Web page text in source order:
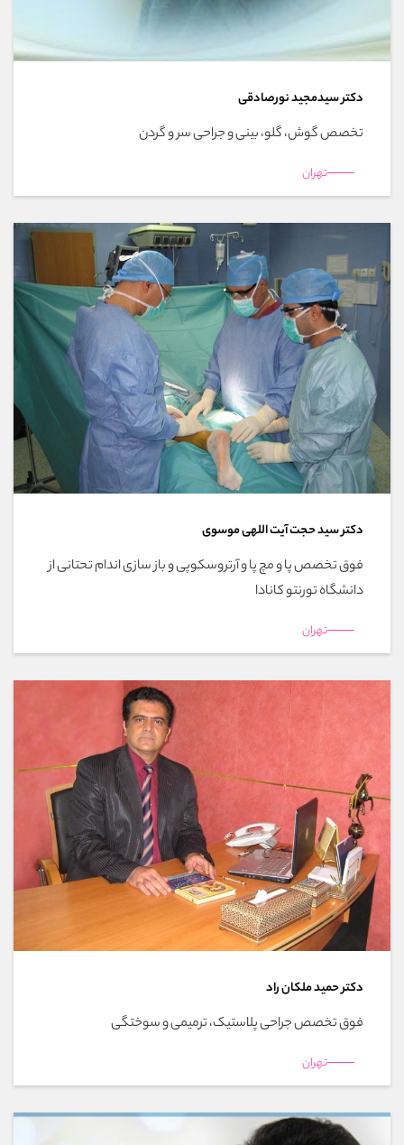
دکتر سیدمجید نورصادقی
تخصص گوش، گلو، بینی و جراحی سر و گردن
تهران
دکتر سید حجت آیت اللهی موسوی
فوق تخصص پا و مچ پا و آرتروسکوپی و باز سازی اندام تحتانی از
دانشگاه تورنتو کانادا
تهران
دکتر حمید ملکان راد
فوق تخصص جراحی پلاستیک، ترمیمی و سوختگی
تهران